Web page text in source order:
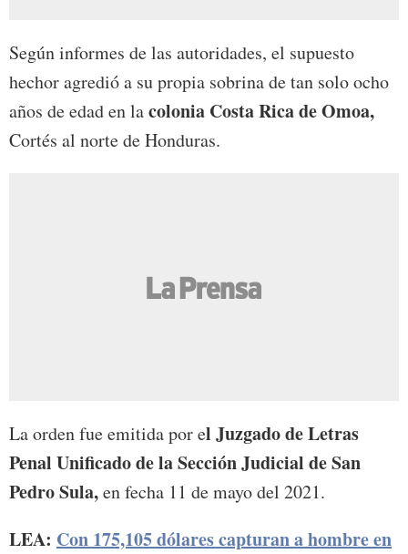
Según informes de las autoridades, el supuesto
hechor agredió a su propia sobrina de tan solo ocho
años de edad en lacolonia Costa Rica de Omoa,
Cortés al norte de Honduras.
La orden fue emitida por el Juzgado de Letras
Penal Unificado de la Sección Judicial de San
Pedro Sula,en fecha 11 de mayo del 2021.
LEA: Con 175,105 dólares capturan a hombre en